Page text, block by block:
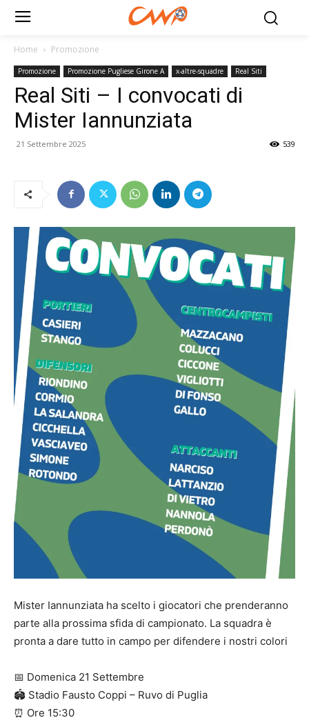
Home Promozione
Promozione Promozione Pugliese Girone A x-altre-squadre Real Siti
Real Siti – I convocati di
Mister Iannunziata
21 Settembre 2025 539
Mister Iannunziata ha scelto i giocatori che prenderanno
parte alla prossima sfida di campionato. La squadra è
pronta a dare tutto in campo per difendere i nostri colori
📅 Domenica 21 Settembre
🏟 Stadio Fausto Coppi – Ruvo di Puglia
⏰ Ore 15:30